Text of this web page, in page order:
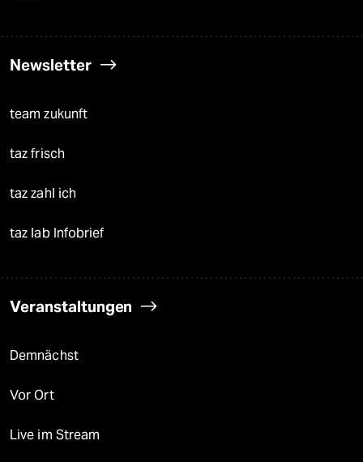
Newsletter
team zukunft
taz frisch
taz zahl ich
taz lab Infobrief
Veranstaltungen
Demnächst
Vor Ort
Live im Stream